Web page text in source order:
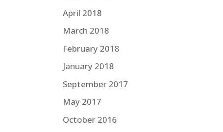
April 2018
March 2018
February 2018
January 2018
September 2017
May 2017
October 2016